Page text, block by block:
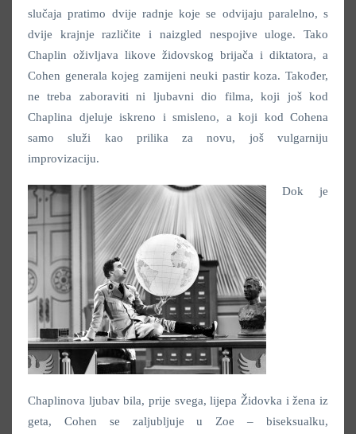
slučaja pratimo dvije radnje koje se odvijaju paralelno, s
dvije krajnje različite i naizgled nespojive uloge. Tako
Chaplin oživljava likove židovskog brijača i diktatora, a
Cohen generala kojeg zamijeni neuki pastir koza. Također,
ne treba zaboraviti ni ljubavni dio filma, koji još kod
Chaplina djeluje iskreno i smisleno, a koji kod Cohena
samo služi kao prilika za novu, još vulgarniju
improvizaciju.
Dok je
Chaplinova ljubav bila, prije svega, lijepa Židovka i žena iz
geta, Cohen se zaljubljuje u Zoe – biseksualku,